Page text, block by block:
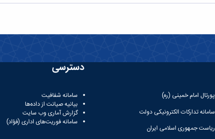
پورتال امام خمینی (ره)
سامانه تدارکات الکترونیکی دولت
ریاست جمهوری اسلامی ایران
دسترسی
سامانه شفافیت
بیانیه صیانت از داده‌ها
گزارش آماری وب‌ سایت
سامانه فوریت‌های اداری (فؤاد)